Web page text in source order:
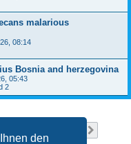
den
malarious
08:14
Bosnia and herzegovina
05:43
2